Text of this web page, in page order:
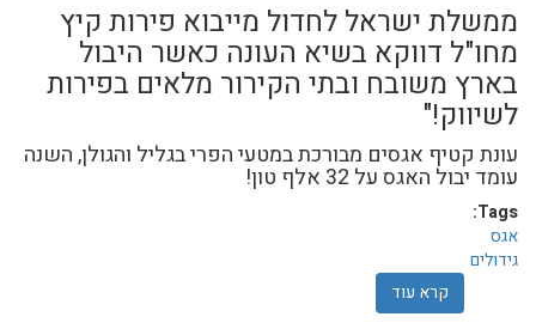
ממשלת ישראל לחדול מייבוא פירות קיץ
מחו"ל דווקא בשיא העונה כאשר היבול
בארץ משובח ובתי הקירור מלאים בפירות
לשיווק!"
עונת קטיף אגסים מבורכת במטעי הפרי בגליל והגולן, השנה
עומד יבול האגס על 32 אלף טון!
Tags:
אגס
גידולים
קרא עוד